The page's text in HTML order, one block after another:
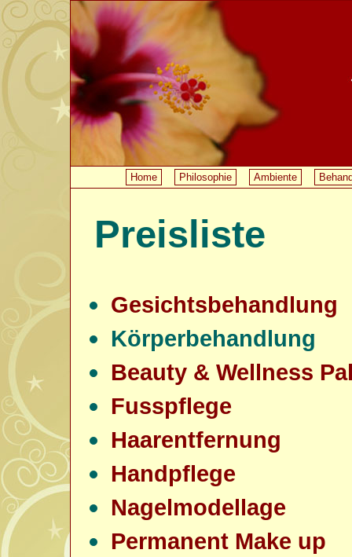
Home Philosophie Ambiente
Preisliste
Gesichtsbehandlung
Körperbehandlung
Beauty & Wellness
Fusspflege
Haarentfernung
Handpflege
Nagelmodellage
Permanent Make up